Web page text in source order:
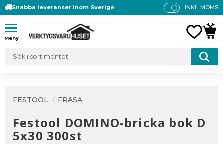
Meny
Snabba leveranser inom Sverige
P
INKL. MOMS
FESTOOL FRÄSA
Festool DOMINO-bricka bok D
5x30 300st